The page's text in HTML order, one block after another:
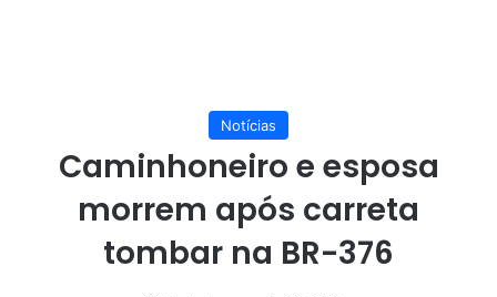
Notícias
Caminhoneiro e esposa
morrem após carreta
tombar na BR-376